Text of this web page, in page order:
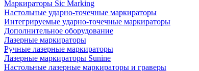
Маркираторы Sic Marking
Настольные ударно-точечные маркираторы
Интегрируемые ударно-точечные маркираторы
Дополнительное оборудование
Лазерные маркираторы
Ручные лазерные маркираторы
Лазерные маркираторы Sunine
Настольные лазерные маркираторы и граверы